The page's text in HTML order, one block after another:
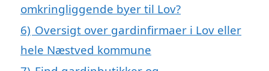
omkringliggende byer til Lov?
6) Oversigt over gardinfirmaer i Lov eller
hele Næstved kommune